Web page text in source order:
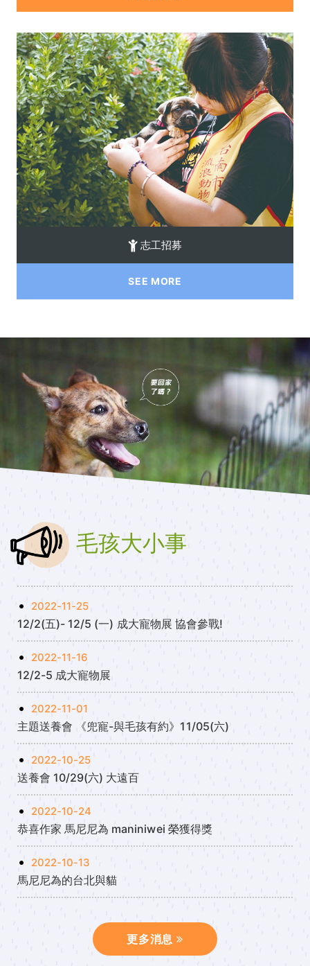
志工招募
SEE MORE
毛孩大小事
2022-11-25
12/2(五)- 12/5 (一) 成大寵物展 協會參戰!
2022-11-16
12/2-5 成大寵物展
2022-11-01
主題送養會 《兜寵-與毛孩有約》11/05(六)
2022-10-25
送養會 10/29(六) 大遠百
2022-10-24
恭喜作家 馬尼尼為 maniniwei 榮獲得獎
2022-10-13
馬尼尼為的台北與貓
更多消息